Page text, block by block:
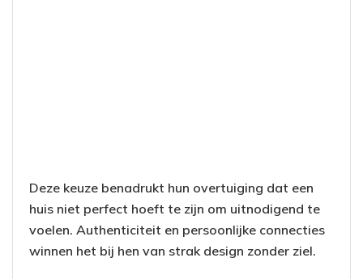
Deze keuze benadrukt hun overtuiging dat een
huis niet perfect hoeft te zijn om uitnodigend te
voelen. Authenticiteit en persoonlijke connecties
winnen het bij hen van strak design zonder ziel.